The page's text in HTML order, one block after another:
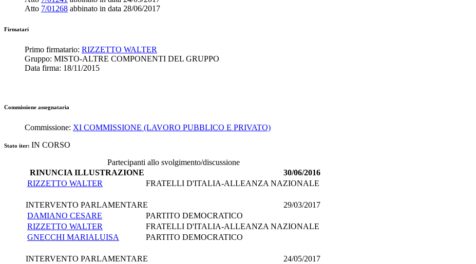
Atto 7/01268 abbinato in data 28/06/2017
Firmatari
Primo firmatario: RIZZETTO WALTER
Gruppo: MISTO-ALTRE COMPONENTI DEL GRUPPO
Data firma: 18/11/2015
Commissione assegnataria
Commissione: XI COMMISSIONE (LAVORO PUBBLICO E PRIVATO)
Stato iter: IN CORSO
Partecipanti allo svolgimento/discussione
RINUNCIA ILLUSTRAZIONE
30/06/2016
RIZZETTO WALTER
FRATELLI D'ITALIA-ALLEANZA NAZIONALE
INTERVENTO PARLAMENTARE
29/03/2017
DAMIANO CESARE
PARTITO DEMOCRATICO
RIZZETTO WALTER
FRATELLI D'ITALIA-ALLEANZA NAZIONALE
GNECCHI MARIALUISA
PARTITO DEMOCRATICO
INTERVENTO PARLAMENTARE
24/05/2017